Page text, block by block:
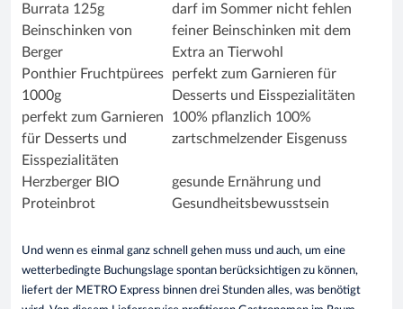
Burrata 125g
darf im Sommer nicht fehlen
Beinschinken von
Berger
feiner Beinschinken mit dem
Extra an Tierwohl
Ponthier Fruchtpürees
1000g
perfekt zum Garnieren für
Desserts und Eisspezialitäten
perfekt zum Garnieren
für Desserts und
Eisspezialitäten
100% pflanzlich 100%
zartschmelzender Eisgenuss
Herzberger BIO
Proteinbrot
gesunde Ernährung und
Gesundheitsbewusstsein
Und wenn es einmal ganz schnell gehen muss und auch, um eine
wetterbedingte Buchungslage spontan berücksichtigen zu können,
liefert der METRO Express binnen drei Stunden alles, was benötigt